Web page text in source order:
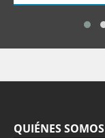
QUIÉNES SOMOS